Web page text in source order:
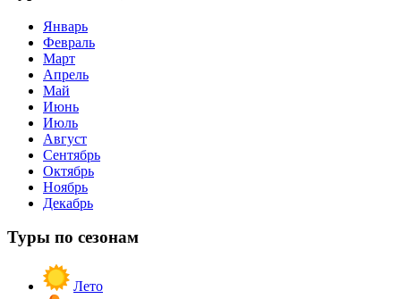
Январь
Февраль
Март
Апрель
Май
Июнь
Июль
Август
Сентябрь
Октябрь
Ноябрь
Декабрь
Туры по сезонам
Лето